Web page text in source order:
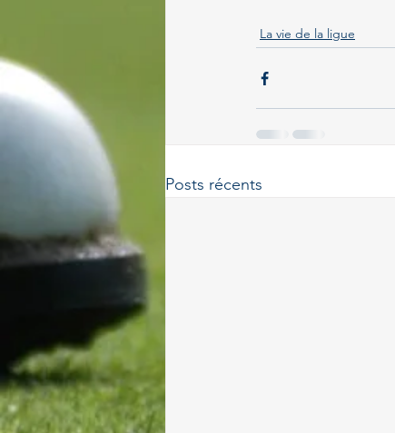
La vie de la ligue
Posts récents